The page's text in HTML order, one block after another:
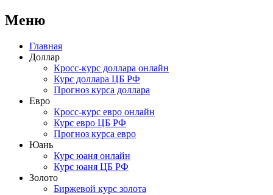
Меню
Перейти
содержимому
Главная
Доллар
Кросс-курс доллара онлайн
Курс доллара ЦБ РФ
Прогноз курса доллара
Евро
Кросс-курс евро онлайн
Курс евро ЦБ РФ
Прогноз курса евро
Юань
Курс юаня онлайн
Курс юаня ЦБ РФ
Золото
Биржевой курс золота